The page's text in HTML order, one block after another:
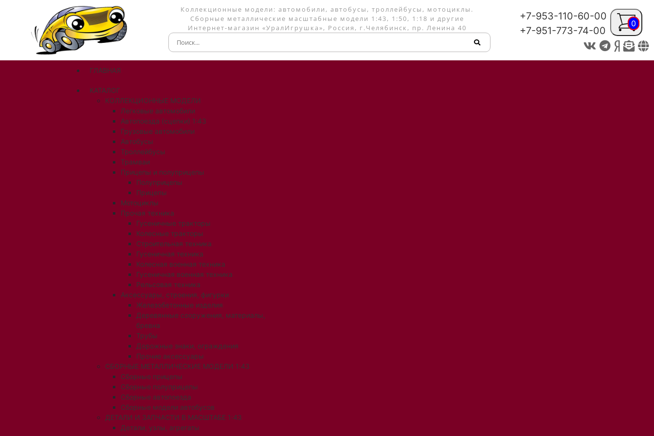
Коллекционные модели: автомобили, автобусы, троллейбусы, мотоциклы.
Сборные металлические масштабные модели 1:43, 1:50, 1:18 и другие
Интернет-магазин «УралИгрушка», Россия, г.Челябинск, пр. Ленина 40
+7-953-110-60-00
+7-951-773-74-00
ГЛАВНАЯ
КАТАЛОГ
КОЛЛЕКЦИОННЫЕ МОДЕЛИ
Легковые автомобили
Автопоезда (сцепки) 1:43
Грузовые автомобили
Автобусы
Троллейбусы
Трамваи
Прицепы и полуприцепы
Полуприцепы
Прицепы
Мотоциклы
Прочая техника
Гусеничные тракторы
Колесные тракторы
Строительная техника
Гусеничная техника
Колесная военная техника
Гусеничная военная техника
Рельсовая техника
Аксессуары, строения, фигурки
Железобетонные изделия
Деревянные сооружения, материалы,
бревна
Трубы
Дорожные знаки, ограждения
Прочие аксессуары
СБОРНЫЕ МЕТАЛЛИЧЕСКИЕ МОДЕЛИ 1:43
Сборные прицепы
Сборные полуприцепы
Сборные автопоезда
Сборные модели автобусов
ДЕТАЛИ И ЗАПЧАСТИ В МАСШТАБЕ 1:43
Детали, узлы, агрегаты
0